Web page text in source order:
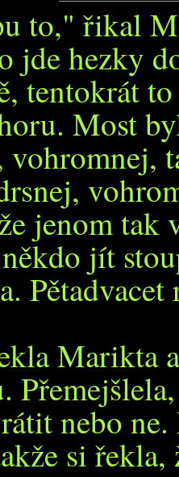
to," řikal
jde hezky
tentokrát
Most
vohromnej,
jenom tak
jít
Marikta
nebo ne.
si řekla,